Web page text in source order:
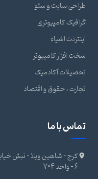
طراحی سایت و سئو
گرافیک کامپیوتری
اینترنت اشیاء
سخت افزار کامپیوتر
تحصیلات آکادمیک
تجارت ، حقوق و اقتصاد
تماس با ما
کرج - شاهین ویلا - نبش
6 - واحد 704